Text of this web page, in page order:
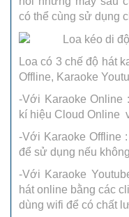
có thể cùng sử dụng
Loa có 3 chế độ hát
Offline, Karaoke
-Với Karaoke Online
kí hiệu Cloud Online
-Với Karaoke Offline
để sử dụng nếu
-Với Karaoke
hát online bằng các
dùng wifi để có chất